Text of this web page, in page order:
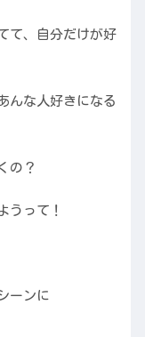
て、自分だけが好
んな人好きになる
の？
うって！
ーンに